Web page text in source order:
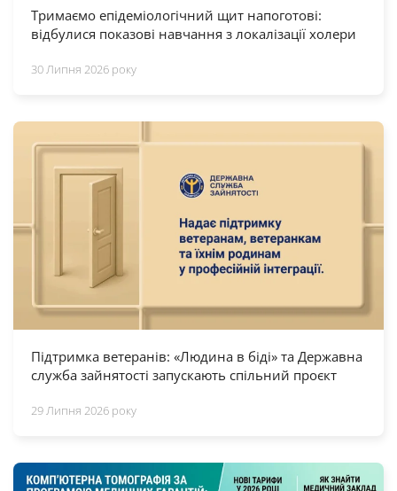
Тримаємо епідеміологічний щит напоготові:
відбулися показові навчання з локалізації холери
30 Липня 2026 року
Підтримка ветеранів: «Людина в біді» та Державна
служба зайнятості запускають спільний проєкт
29 Липня 2026 року